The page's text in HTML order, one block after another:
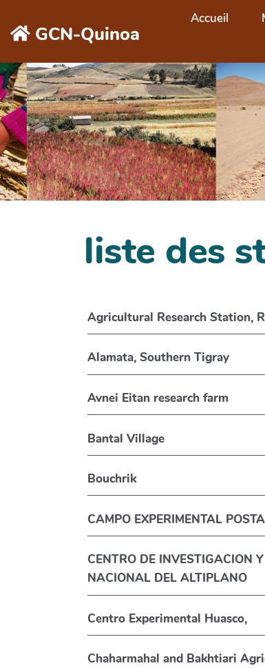
GCN-Quinoa
Accueil
liste des
Agricultural Research Station,
Alamata, Southern Tigray
Avnei Eitan research farm
Bantal Village
Bouchrik
CAMPO EXPERIMENTAL
CENTRO DE INVESTIGACION
NACIONAL DEL ALTIPLANO
Centro Experimental Huasco,
Chaharmahal and Bakhtiari